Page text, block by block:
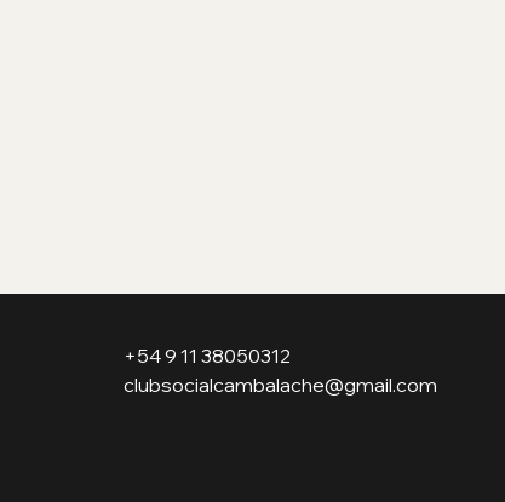
+54 9 11 38050312
clubsocialcambalache@gmail.com